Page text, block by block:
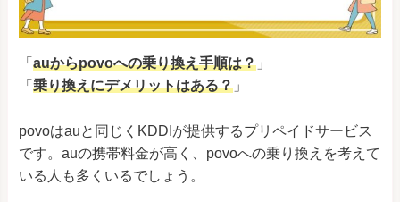
「 auからpovoへの乗り換え手順は？ 」
「 乗り換えにデメリットはある？ 」
povoはauと同じくKDDIが提供するプリペイドサービス
です。auの携帯料金が高く、povoへの乗り換えを考えて
いる人も多くいるでしょう。